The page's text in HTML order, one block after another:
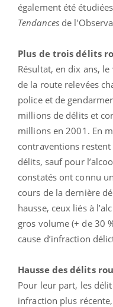
également été
Tendancesde
Plus de trois délits
Résultat, en dix ans,
de la route relevées
police et de
millions de délits et
millions en 2001. En
contraventions
délits, sauf pour
constatés ont connu
cours de la dernière
hausse, ceux liés à
gros volume (+ de 30
cause d’infraction
Hausse des délits
Pour leur part, les
infraction plus